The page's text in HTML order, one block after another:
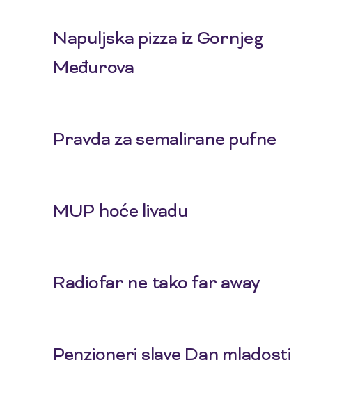
Napuljska pizza iz Gornjeg
Međurova
Pravda za semalirane pufne
MUP hoće livadu
Radiofar ne tako far away
Penzioneri slave Dan mladosti